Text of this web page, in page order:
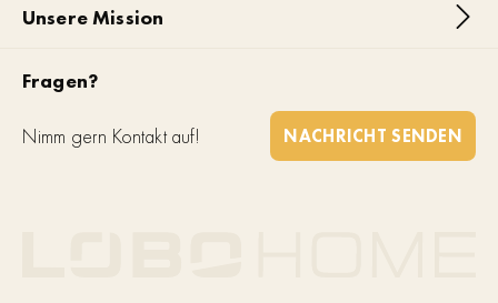
Unsere Mission
Fragen?
Nimm gern Kontakt auf! NACHRICHT SENDEN